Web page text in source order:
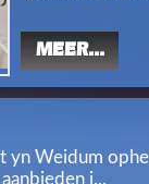
MEER...
yn Weidum
i...